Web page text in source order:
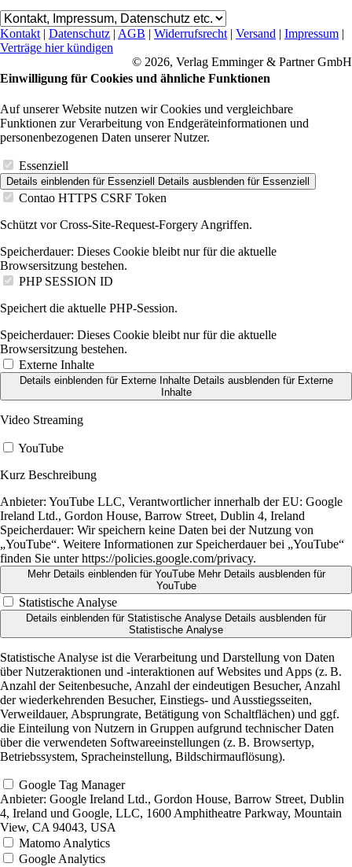
Kontakt | Datenschutz | AGB | Widerrufsrecht | Versand | Impressum |
Verträge hier kündigen
© 2026, Verlag Emminger & Partner GmbH
Einwilligung für Cookies und ähnliche Funktionen
Auf unserer Website nutzen wir Cookies und vergleichbare
Funktionen zur Verarbeitung von Endgeräteinformationen und
personenbezogenen Daten unserer Nutzer.
Essenziell
Details einblenden für Essenziell Details ausblenden für Essenziell
Contao HTTPS CSRF Token
Schützt vor Cross-Site-Request-Forgery Angriffen.
Speicherdauer: Dieses Cookie bleibt nur für die aktuelle
Browsersitzung bestehen.
PHP SESSION ID
Speichert die aktuelle PHP-Session.
Speicherdauer: Dieses Cookie bleibt nur für die aktuelle
Browsersitzung bestehen.
Externe Inhalte
Details einblendenfür Externe Inhalte Details ausblendenfür Externe
Inhalte
Video Streaming
YouTube
Kurz Beschreibung
Anbieter: YouTube LLC, Verantwortlicher innerhalb der EU: Google
Ireland Ltd., Gordon House, Barrow Street, Dublin 4, Ireland
Speicherdauer: Wir speichern keine Daten bei der Nutzung von
„YouTube“. Weitere Informationen zur Speicherdauer bei „YouTube“
finden Sie unter https://policies.google.com/privacy.
Mehr Details einblendenfür YouTube Mehr Details ausblendenfür
YouTube
Statistische Analyse
Details einblenden für Statistische Analyse Details ausblenden für
Statistische Analyse
Statistische Analyse ist die Verarbeitung und Darstellung von Daten
über Nutzeraktionen und -interaktionen auf Websites und Apps (z. B.
Anzahl der Seitenbesuche, Anzahl der eindeutigen Besucher, Anzahl
der wiederkehrenden Besucher, Einstiegs- und Ausstiegsseiten,
Verweildauer, Absprungrate, Betätigung von Schaltflächen) und ggf.
die Einteilung von Nutzern in Gruppen aufgrund technischer Daten
über die verwendeten Softwareeinstellungen (z. B. Browsertyp,
Betriebssystem, Spracheinstellung, Bildschirmauflösung).
Google Tag Manager
Anbieter: Google Ireland Ltd., Gordon House, Barrow Street, Dublin
4, Ireland und Google, LLC, 1600 Amphitheatre Parkway, Mountain
View, CA 94043, USA
Matomo Analytics
Google Analytics